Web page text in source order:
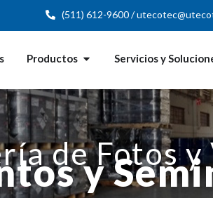
(511) 612-9600 /
Productos Servicios y
de Fotos y
y